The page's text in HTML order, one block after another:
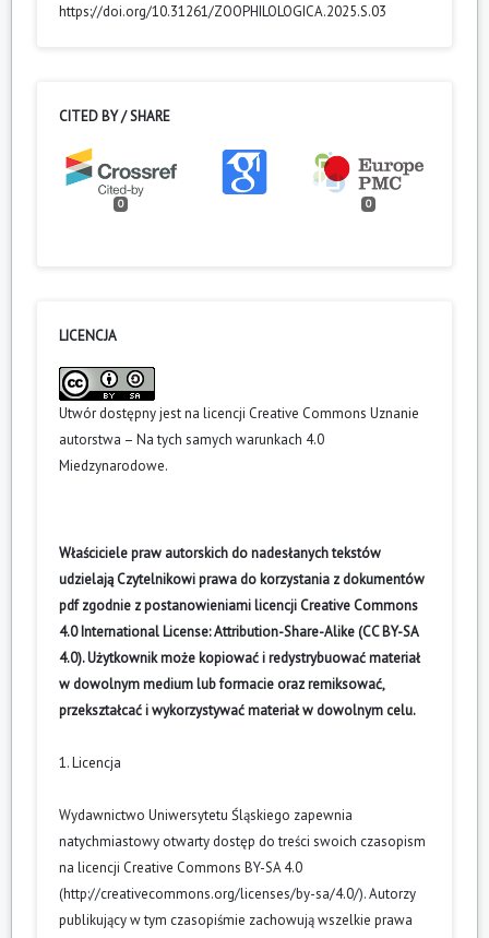
https://doi.org/10.31261/ZOOPHILOLOGICA.2025.S.03
CITED BY / SHARE
0 0
LICENCJA
Utwór dostępny jest na licencji Creative Commons Uznanie
autorstwa – Na tych samych warunkach 4.0
Miedzynarodowe.
Właściciele praw autorskich do nadesłanych tekstów
udzielają Czytelnikowi prawa do korzystania z dokumentów
pdf zgodnie z postanowieniami licencji Creative Commons
4.0 International License: Attribution-Share-Alike (CC BY-SA
4.0). Użytkownik może kopiować i redystrybuować materiał
w dowolnym medium lub formacie oraz remiksować,
przekształcać i wykorzystywać materiał w dowolnym celu.
1. Licencja
Wydawnictwo Uniwersytetu Śląskiego zapewnia
natychmiastowy otwarty dostęp do treści swoich czasopism
na licencji Creative Commons BY-SA 4.0
(http://creativecommons.org/licenses/by-sa/4.0/). Autorzy
publikujący w tym czasopiśmie zachowują wszelkie prawa